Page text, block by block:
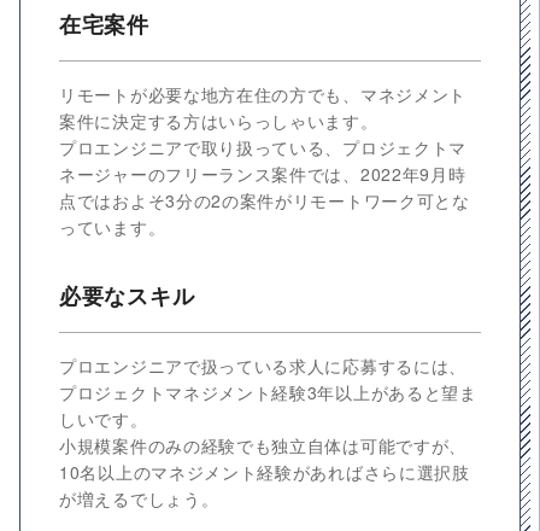
在宅案件
リモートが必要な地方在住の方でも、マネジメント
案件に決定する方はいらっしゃいます。
プロエンジニアで取り扱っている、プロジェクトマ
ネージャーのフリーランス案件では、2022年9月時
点ではおよそ3分の2の案件がリモートワーク可とな
っています。
必要なスキル
プロエンジニアで扱っている求人に応募するには、
プロジェクトマネジメント経験3年以上があると望ま
しいです。
小規模案件のみの経験でも独立自体は可能ですが、
10名以上のマネジメント経験があればさらに選択肢
が増えるでしょう。